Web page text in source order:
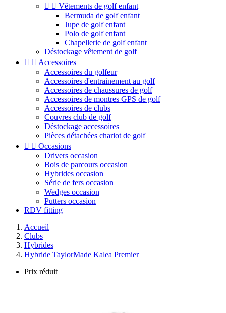
  Vêtements de golf enfant
Bermuda de golf enfant
Jupe de golf enfant
Polo de golf enfant
Chapellerie de golf enfant
Déstockage vêtement de golf
  Accessoires
Accessoires du golfeur
Accessoires d'entrainement au golf
Accessoires de chaussures de golf
Accessoires de montres GPS de golf
Accessoires de clubs
Couvres club de golf
Déstockage accessoires
Pièces détachées chariot de golf
  Occasions
Drivers occasion
Bois de parcours occasion
Hybrides occasion
Série de fers occasion
Wedges occasion
Putters occasion
RDV fitting
Accueil
Clubs
Hybrides
Hybride TaylorMade Kalea Premier
Prix réduit